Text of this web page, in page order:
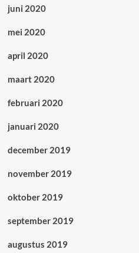
juni 2020
mei 2020
april 2020
maart 2020
februari 2020
januari 2020
december 2019
november 2019
oktober 2019
september 2019
augustus 2019